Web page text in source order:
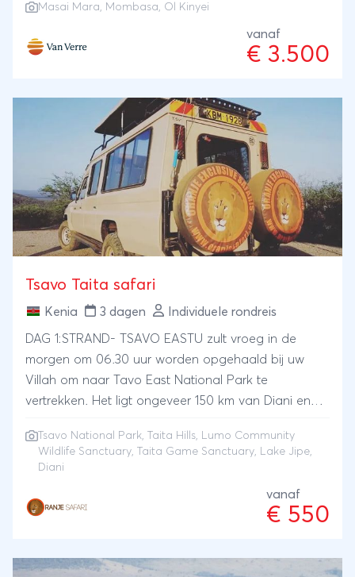
geopend is, tijdens de migratieperiode dus. Omdat
er zoveel is te zien en te beleven verblijf je maar
liefst 3 nachten in een mooie safaritent in de
deskundige gids op uit op zoek naar leeuwen,
cheeta’s, olifanten en om een blik op te vangen van
de jaarlijkse migratie. Laat je op een van de
ochtenden verwennen met een heus bushbreakfast.
Na zoveel moois is het zalig om een paar dagen te
relaxen aan het strand van Mombasa. Stel jouw
eigen rondreis Kenia samen met onze
landendeskundigen, wij helpen je graag!
Masai Mara, Mombasa, Ol Kinyei
vanaf
€ 3.500
Tsavo Taita safari
Kenia 3 dagen Individuele rondreis
DAG 1:STRAND- TSAVO EASTU zult vroeg in de
morgen om 06.30 uur worden opgehaald bij uw
Villah om naar Tavo East National Park te
vertrekken. Het ligt ongeveer 150 km van Diani en
poort. De ongeveer 3 uur durende rit brengt u door
interessante dorpen bewoond door de lokale
Deze rit voert u door de met palmen omzoomde
weg en onthult uiteindelijk het Tsavo-struikgewas als
en uiteindelijk het park betreden via de Bachuma
Tsavo National Park, Taita Hills, Lumo Community
Wildlife Sanctuary, Taita Game Sanctuary, Lake Jipe,
Diani
vanaf
€ 550